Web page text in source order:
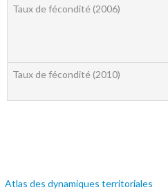
Atlas des dynamiques territoriales
Taux de fécondité (2006)
Taux de fécondité (2010)